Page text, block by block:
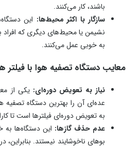
باشند، کار می‌کنند.
سازگار با اکثر محیط‌ها:این
نشیمن یا محیط‌های دیگری که افراد
به خوبی عمل می‌کنند.
معایب دستگاه‌ تصفیه هوا با فیلتر
نیاز به تعویض دوره‌ای:یکی از
عده‌ای آن را بهترین دستگاه تصفیه
به تعویض دوره‌ای فیلترها است تا
عدم حذف گازها:این دستگاه‌ها به
بوهای ناخوشایند نیستند. بنابراین،